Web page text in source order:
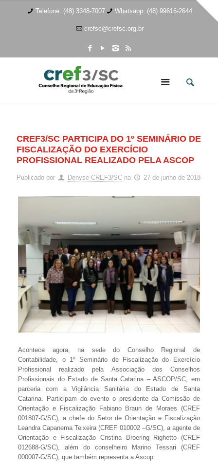
Telefone: (48) 3348-7007 Whatsapp: (48) 99616-2644
crefsc@crefsc.org.br
CREF3/SC PARTICIPA DO 1º SEMINÁRIO DE
FISCALIZAÇÃO DO EXERCÍCIO
PROFISSIONAL REALIZADO PELA ASCOP
Publicado por Denyse CREF3/SC na 27 de junho de 2018
Acontece agora, na sede do Conselho Regional de
Contabilidade, o 1º Seminário de Fiscalização do Exercício
Profissional realizado pela Associação dos Conselhos
Profissionais do Estado de Santa Catarina – ASCOP/SC, em
parceria com a Vigilância Sanitária do Estado de Santa
Catarina. Participam do evento o presidente da Comissão de
Orientação e Fiscalização Fabiano Braun de Moraes (CREF
001807-G/SC), a chefe do Setor de Orientação e Fiscalização
Leandra Capanema Teixeira (CREF 010002 –G/SC), a agente de
Orientação e Fiscalização Cristina Broering Righetto (CREF
012688-G/SC), além do conselheiro Marino Tessari (CREF
000007-G/SC), que também representa a Ascop.